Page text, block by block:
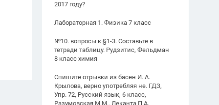
2017 году?
Лабораторная 1. Физика 7 класс
№10. вопросы к §1-3. Составьте в
тетради таблицу. Рудзитис, Фельдман
8 класс химия
Спишите отрывки из басен И. А.
Крылова, верно употребляя не. ГДЗ,
Упр. 72, Русский язык, 6 класс,
Разумовская М.М., Леканта П.А.